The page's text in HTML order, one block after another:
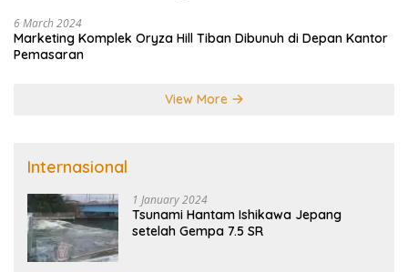
6 March 2024
Marketing Komplek Oryza Hill Tiban Dibunuh di Depan Kantor
Pemasaran
View More
Internasional
1 January 2024
Tsunami Hantam Ishikawa Jepang
setelah Gempa 7.5 SR